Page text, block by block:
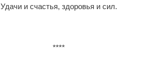
Удачи и счастья, здоровья и сил.
****